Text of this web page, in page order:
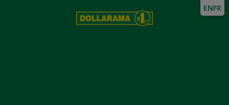
ENFR